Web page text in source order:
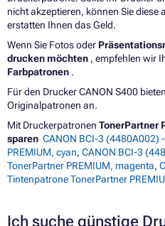
nicht akzeptieren, können Sie
erstatten Ihnen das Geld.
Wenn Sie Fotos oder
drucken möchten , empfehlen wir
Farbpatronen .
Für den Drucker CANON S400
Originalpatronen an.
Mit Druckerpatronen TonerPartner
sparen CANON BCI-3 (4480A002)
PREMIUM, cyan, CANON BCI-3
TonerPartner PREMIUM, magenta,
Tintenpatrone TonerPartner
Ich suche günstige